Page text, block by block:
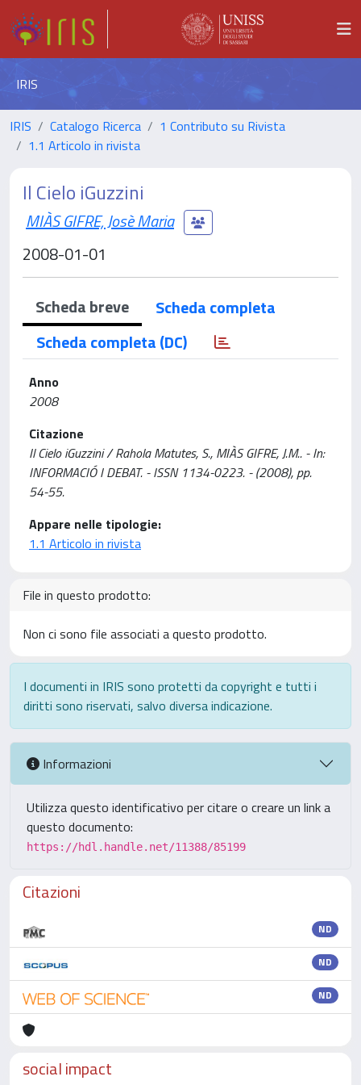
IRIS
IRIS Catalogo Ricerca
1 Contributo su Rivista
1.1 Articolo in rivista
Il Cielo iGuzzini
MIÀS GIFRE, Josè Maria
2008-01-01
Scheda breve
Scheda completa
Scheda completa (DC)
Anno
2008
Citazione
Il Cielo iGuzzini / Rahola Matutes, S., MIÀS GIFRE, J.M.. - In:
INFORMACIÓ I DEBAT. - ISSN 1134-0223. - (2008), pp.
54-55.
Appare nelle tipologie:
1.1 Articolo in rivista
File in questo prodotto:
Non ci sono file associati a questo prodotto.
I documenti in IRIS sono protetti da copyright e tutti i
diritti sono riservati, salvo diversa indicazione.
Informazioni
Utilizza questo identificativo per citare o creare un link a
questo documento:
https://hdl.handle.net/11388/85199
Citazioni
ND
ND
ND
social impact